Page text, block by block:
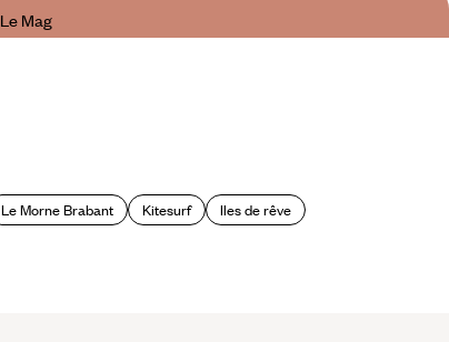
Le Mag
Le Morne Brabant Kitesurf Iles de rêve